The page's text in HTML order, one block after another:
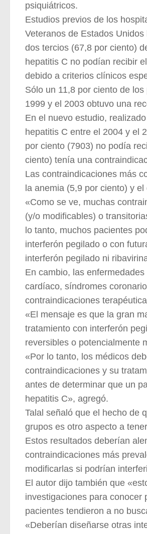
psiquiátricos.
Estudios previos de los
Veteranos de Estados
dos tercios (67,8 por ciento)
hepatitis C no podían recibir
debido a criterios clínicos
Sólo un 11,8 por ciento de
1999 y el 2003 obtuvo una
En el nuevo estudio,
hepatitis C entre el 2004 y el
por ciento (7903) no podía
ciento) tenía una
Las contraindicaciones más
la anemia (5,9 por ciento) y
«Como se ve, muchas
(y/o modificables) o
lo tanto, muchos pacientes
interferón pegilado o con
interferón pegilado ni
En cambio, las
cardíaco, síndromes
contraindicaciones
«El mensaje es que la gran
tratamiento con interferón
reversibles o potencialmente
«Por lo tanto, los médicos
contraindicaciones y su
antes de determinar que un
hepatitis C», agregó.
Talal señaló que el hecho de
grupos es otro aspecto a
Estos resultados deberían
contraindicaciones más
modificarlas si podrían
El autor dijo también que
investigaciones para conocer
pacientes tendieron a no
«Deberían diseñarse otras